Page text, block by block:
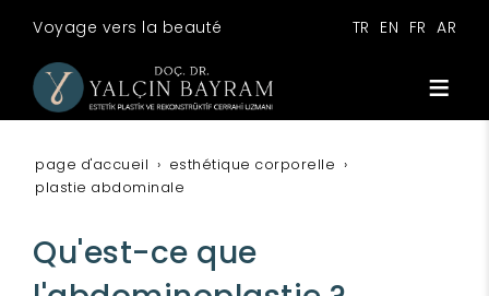
TR EN FR AR
Voyage vers la beauté
page d'accueil
esthétique corporelle
plastie abdominale
Qu'est-ce que